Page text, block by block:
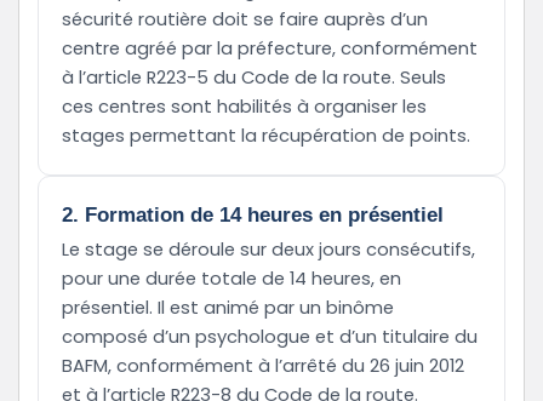
sécurité routière doit se faire auprès d’un
centre agréé par la préfecture, conformément
à l’article R223-5 du Code de la route. Seuls
ces centres sont habilités à organiser les
stages permettant la récupération de points.
2. Formation de 14 heures en présentiel
Le stage se déroule sur deux jours consécutifs,
pour une durée totale de 14 heures, en
présentiel. Il est animé par un binôme
composé d’un psychologue et d’un titulaire du
BAFM, conformément à l’arrêté du 26 juin 2012
et à l’article R223-8 du Code de la route.